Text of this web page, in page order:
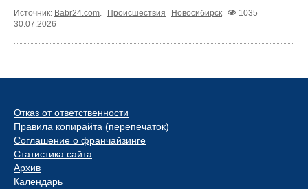
Источник: Babr24.com. Происшествия Новосибирск
1035
30.07.2026
Отказ от ответственности
Правила копирайта (перепечаток)
Соглашение о франчайзинге
Статистика сайта
Архив
Календарь